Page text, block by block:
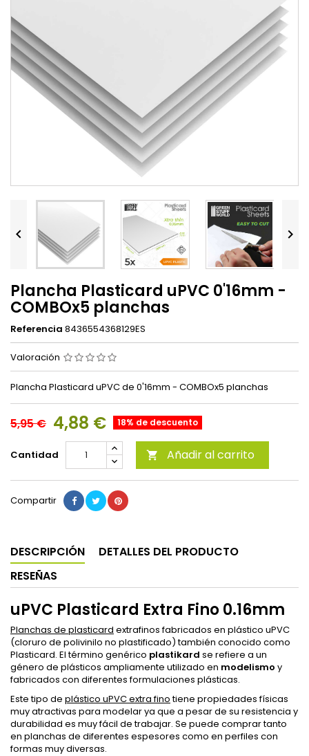
 
Plancha Plasticard uPVC 0'16mm -
COMBOx5 planchas
Referencia 8436554368129ES
Valoración
Plancha Plasticard uPVC de 0'16mm - COMBOx5 planchas
5,95 € 4,88 € 18% de descuento
Cantidad  Añadir al carrito
Compartir
DESCRIPCIÓN
DETALLES DEL PRODUCTO
RESEÑAS
uPVC Plasticard Extra Fino 0.16mm
Planchas de plasticard extrafinos fabricados en plástico uPVC
(cloruro de polivinilo no plastificado) también conocido como
Plasticard. El término genérico plastikard se refiere a un
género de plásticos ampliamente utilizado en modelismo y
fabricados con diferentes formulaciones plásticas.
Este tipo de plástico uPVC extra finotiene propiedades físicas
muy atractivas para modelar ya que a pesar de su resistencia y
durabilidad es muy fácil de trabajar. Se puede comprar tanto
en planchas de diferentes espesores como en perfiles con
formas muy diversas.